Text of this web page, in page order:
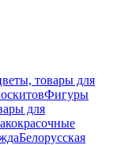
товары для
Фигуры
для
Белорусская